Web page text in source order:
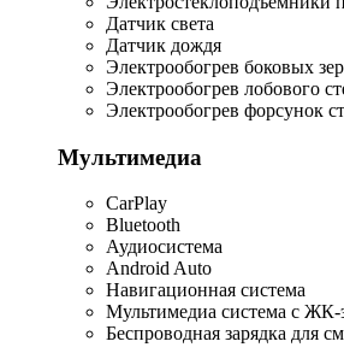
Датчик света
Датчик дождя
Электрообогрев боковых
Электрообогрев лобового
Электрообогрев форсунок
Мультимедиа
CarPlay
Bluetooth
Аудиосистема
Android Auto
Навигационная система
Мультимедиа система с ЖК-
Беспроводная зарядка для